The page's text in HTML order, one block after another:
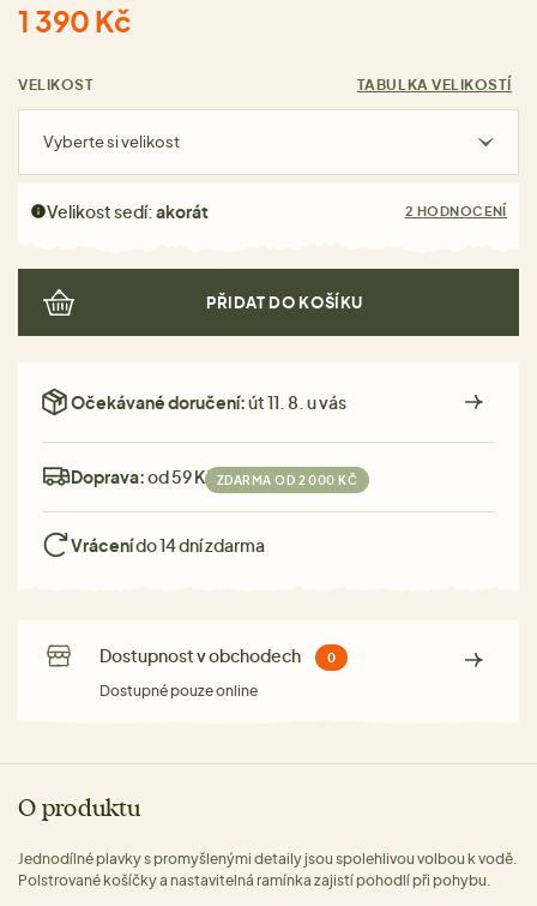
1 390 Kč
VELIKOST TABULKA VELIKOSTÍ
Vyberte si velikost
Velikost sedí:akorát 2 HODNOCENÍ
PŘIDAT DO KOŠÍKU
Očekávané doručení:út 11. 8. u vás
Doprava:od 59 Kč ZDARMA OD 2 000 KČ
Vrácenído 14 dní zdarma
Dostupnost v obchodech 0
Dostupné pouze online
O produktu
Jednodílné plavky s promyšlenými detaily jsou spolehlivou volbou k vodě.
Polstrované košíčky a nastavitelná ramínka zajistí pohodlí při pohybu.